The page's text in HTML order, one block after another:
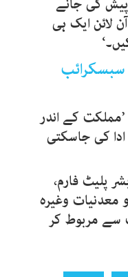
کی جانے
لائن ایک ہی
سبسکرائب
’مملکت کے اندر
کی جاسکتی
پلیٹ فارم،
معدنیات وغیرہ
سے مربوط کر